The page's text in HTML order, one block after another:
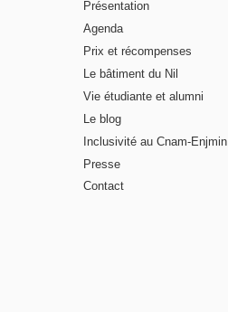
Présentation
Agenda
Prix et récompenses
Le bâtiment du Nil
Vie étudiante et alumni
Le blog
Inclusivité au Cnam-Enjmin
Presse
Contact